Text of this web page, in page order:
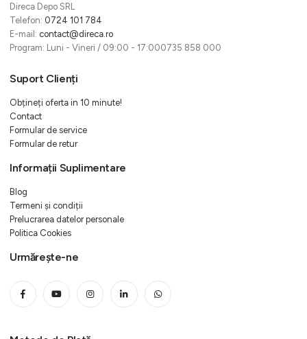
Direca Depo SRL
Telefon: 0724 101 784
E-mail: contact@direca.ro
Program: Luni - Vineri / 09:00 - 17:000735 858 000
Suport Clienți
Obțineți oferta in 10 minute!
Contact
Formular de service
Formular de retur
Informații Suplimentare
Blog
Termeni și condiții
Prelucrarea datelor personale
Politica Cookies
Urmărește-ne